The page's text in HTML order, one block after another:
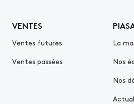
VENTES
Ventes futures
Ventes passées
La
Nos
Nos